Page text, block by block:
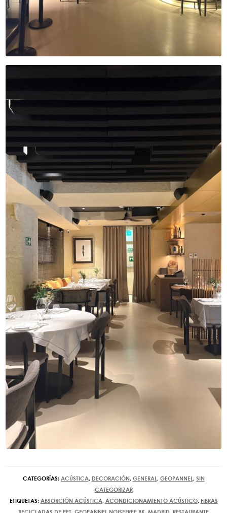
CATEGORÍAS: ACÚSTICA, DECORACIÓN, GENERAL , GEOPANNEL , SIN
CATEGORIZAR
ETIQUETAS: ABSORCIÓN ACÚSTICA, ACONDICIONAMIENTO ACÚSTICO, FIBRAS
RECICLADAS DE PET GEOPANNEL NOISEFREE BK MADRID RESTAURANTE